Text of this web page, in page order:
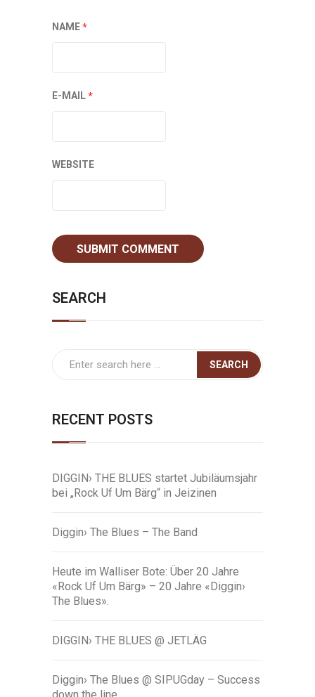
NAME*
E-MAIL*
WEBSITE
SEARCH
RECENT POSTS
DIGGIN› THE BLUES startet Jubiläumsjahr
bei „Rock Uf Um Bärg“ in Jeizinen
Diggin› The Blues – The Band
Heute im Walliser Bote: Über 20 Jahre
«Rock Uf Um Bärg» – 20 Jahre «Diggin›
The Blues».
DIGGIN› THE BLUES @ JETLÄG
Diggin› The Blues @ SIPUGday – Success